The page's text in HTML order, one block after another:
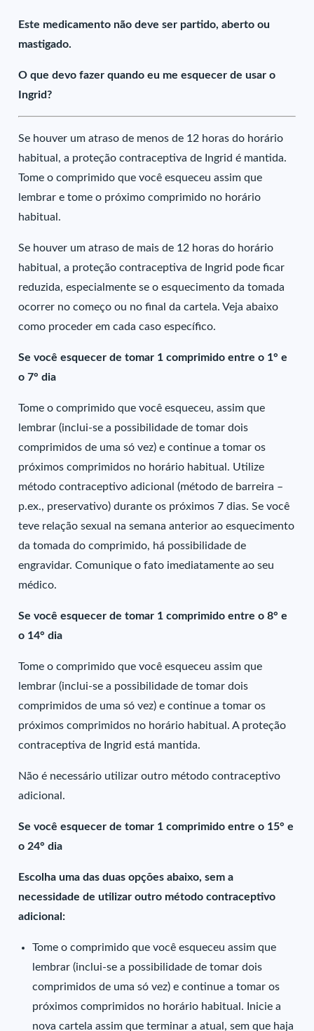
Este medicamento não deve ser partido, aberto ou
mastigado.
O que devo fazer quando eu me esquecer de usar o
Ingrid?
Se houver um atraso de menos de 12 horas do horário
habitual, a proteção contraceptiva de Ingrid é mantida.
Tome o comprimido que você esqueceu assim que
lembrar e tome o próximo comprimido no horário
habitual.
Se houver um atraso de mais de 12 horas do horário
habitual, a proteção contraceptiva de Ingrid pode ficar
reduzida, especialmente se o esquecimento da tomada
ocorrer no começo ou no final da cartela. Veja abaixo
como proceder em cada caso específico.
Se você esquecer de tomar 1 comprimido entre o 1° e
o 7° dia
Tome o comprimido que você esqueceu, assim que
lembrar (inclui-se a possibilidade de tomar dois
comprimidos de uma só vez) e continue a tomar os
próximos comprimidos no horário habitual. Utilize
método contraceptivo adicional (método de barreira –
p.ex., preservativo) durante os próximos 7 dias. Se você
teve relação sexual na semana anterior ao esquecimento
da tomada do comprimido, há possibilidade de
engravidar. Comunique o fato imediatamente ao seu
médico.
Se você esquecer de tomar 1 comprimido entre o 8° e
o 14° dia
Tome o comprimido que você esqueceu assim que
lembrar (inclui-se a possibilidade de tomar dois
comprimidos de uma só vez) e continue a tomar os
próximos comprimidos no horário habitual. A proteção
contraceptiva de Ingrid está mantida.
Não é necessário utilizar outro método contraceptivo
adicional.
Se você esquecer de tomar 1 comprimido entre o 15° e
o 24° dia
Escolha uma das duas opções abaixo, sem a
necessidade de utilizar outro método contraceptivo
adicional:
Tome o comprimido que você esqueceu assim que
lembrar (inclui-se a possibilidade de tomar dois
comprimidos de uma só vez) e continue a tomar os
próximos comprimidos no horário habitual. Inicie a
nova cartela assim que terminar a atual, sem que haja